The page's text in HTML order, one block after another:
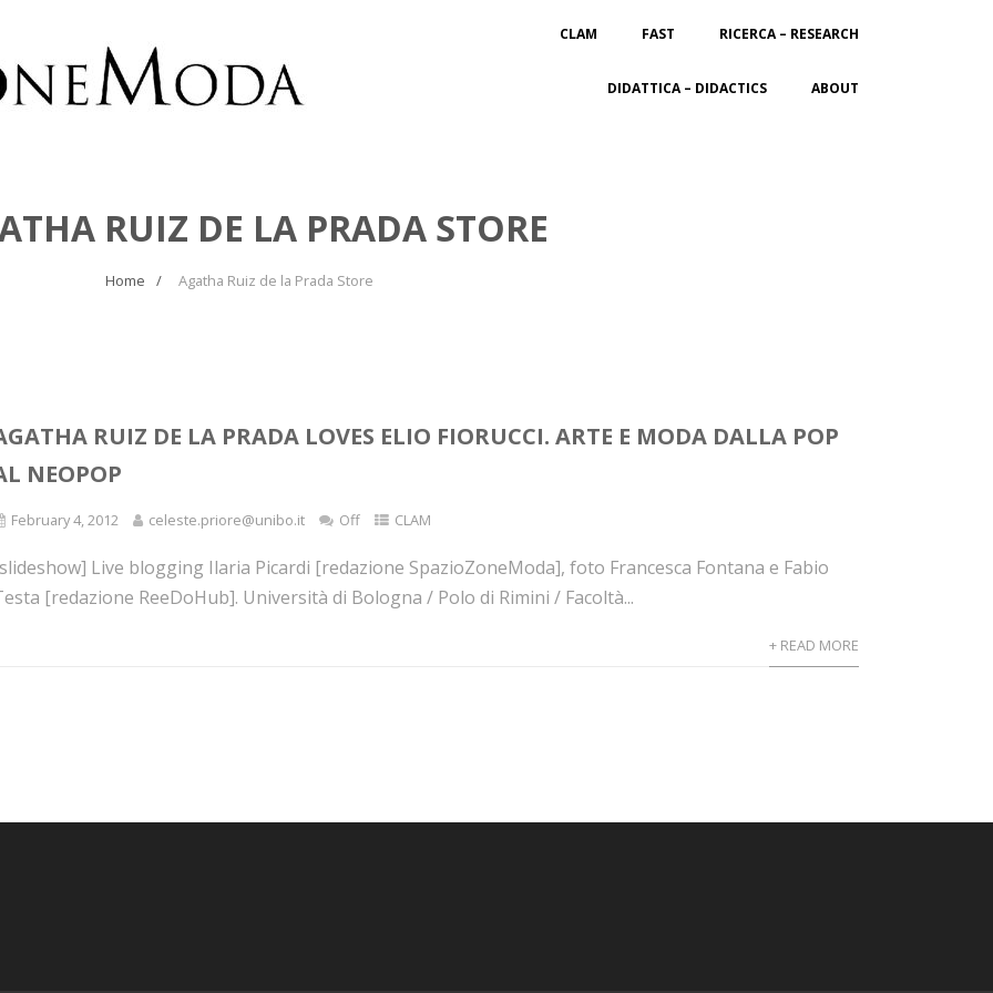
CLAM FAST RICERCA – RESEARCH
DIDATTICA – DIDACTICS ABOUT
RUIZ DE LA PRADA STORE
Home Agatha Ruiz de la Prada Store
RUIZ DE LA PRADA LOVES ELIO FIORUCCI. ARTE E MODA DALLA POP
NEOPOP
February 4, 2012 celeste.priore@unibo.it Off CLAM
Live blogging Ilaria Picardi [redazione SpazioZoneModa], foto Francesca Fontana e Fabio
[redazione ReeDoHub]. Università di Bologna / Polo di Rimini / Facoltà...
+ READ MORE